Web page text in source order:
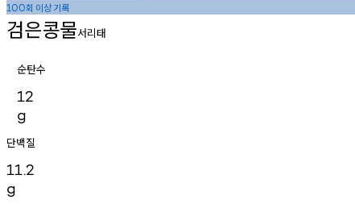
100회 이상기록
검은콩물서리태
순탄수
12
g
단백질
11.2
g